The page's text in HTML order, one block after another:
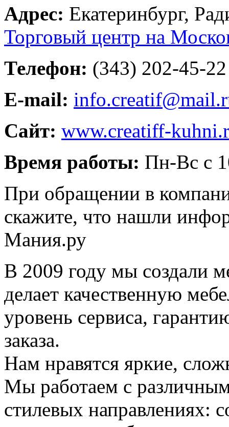
Адрес: Екатеринбург,
Торговый центр на
Телефон: (343) 202-45-22
E-mail:
Сайт: www.creatiff-
Время работы: Пн-Вс с
При обращении в
скажите, что нашли
Мания.ру
В 2009 году мы создали
делает качественную
уровень сервиса,
заказа.
Нам нравятся яркие,
Мы работаем с
стилевых направлениях: